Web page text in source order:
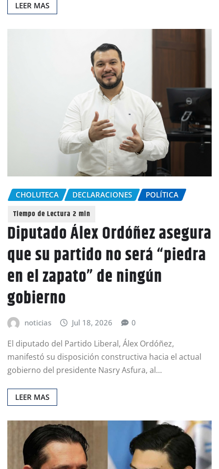
LEER MAS
CHOLUTECA DECLARACIONES POLÍTICA
Diputado Álex Ordóñez asegura
que su partido no será “piedra
en el zapato” de ningún
gobierno
noticias Jul 18, 2026 0
El diputado del Partido Liberal, Álex Ordóñez,
manifestó su disposición constructiva hacia el actual
gobierno del presidente Nasry Asfura, al…
LEER MAS